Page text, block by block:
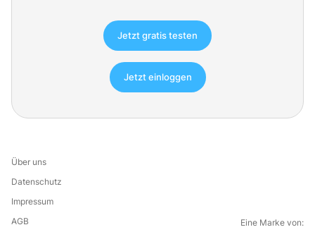
Jetzt gratis testen
Jetzt einloggen
Über uns
Datenschutz
Impressum
AGB
Eine Marke von: